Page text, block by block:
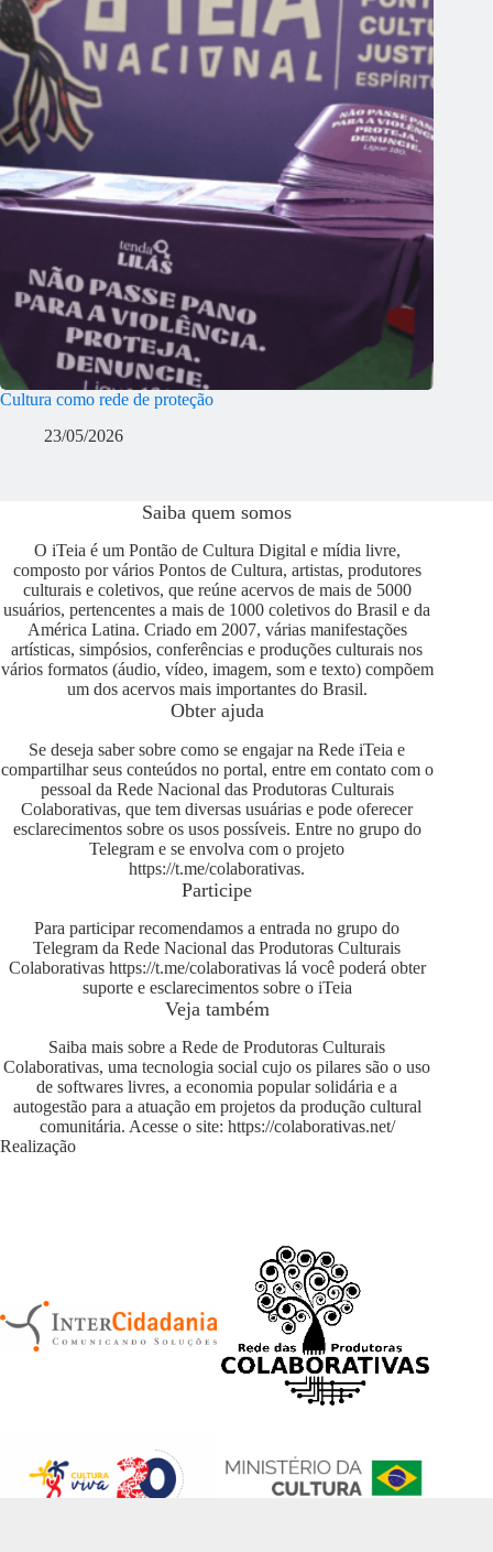
Cultura como rede de proteção
23/05/2026
Saiba quem somos
O iTeia é um Pontão de Cultura Digital e mídia livre,
composto por vários Pontos de Cultura, artistas, produtores
culturais e coletivos, que reúne acervos de mais de 5000
usuários, pertencentes a mais de 1000 coletivos do Brasil e da
América Latina. Criado em 2007, várias manifestações
artísticas, simpósios, conferências e produções culturais nos
vários formatos (áudio, vídeo, imagem, som e texto) compõem
um dos acervos mais importantes do Brasil.
Obter ajuda
Se deseja saber sobre como se engajar na Rede iTeia e
compartilhar seus conteúdos no portal, entre em contato com o
pessoal da Rede Nacional das Produtoras Culturais
Colaborativas, que tem diversas usuárias e pode oferecer
esclarecimentos sobre os usos possíveis. Entre no grupo do
Telegram e se envolva com o projeto
https://t.me/colaborativas.
Participe
Para participar recomendamos a entrada no grupo do
Telegram da Rede Nacional das Produtoras Culturais
Colaborativas https://t.me/colaborativaslá você poderá obter
suporte e esclarecimentos sobre o iTeia
Veja também
Saiba mais sobre a Rede de Produtoras Culturais
Colaborativas, uma tecnologia social cujo os pilares são o uso
de softwares livres, a economia popular solidária e a
autogestão para a atuação em projetos da produção cultural
comunitária. Acesse o site: https://colaborativas.net/
Realização